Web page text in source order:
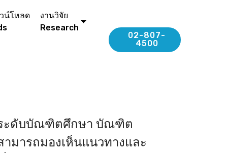
น์โหลด
งานวิจัย
Research
02-807-
4500
ระดับบัณฑิตศึกษา บัณฑิต
มารถมองเห็นแนวทางและ